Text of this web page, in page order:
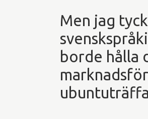
Men jag
borde hålla